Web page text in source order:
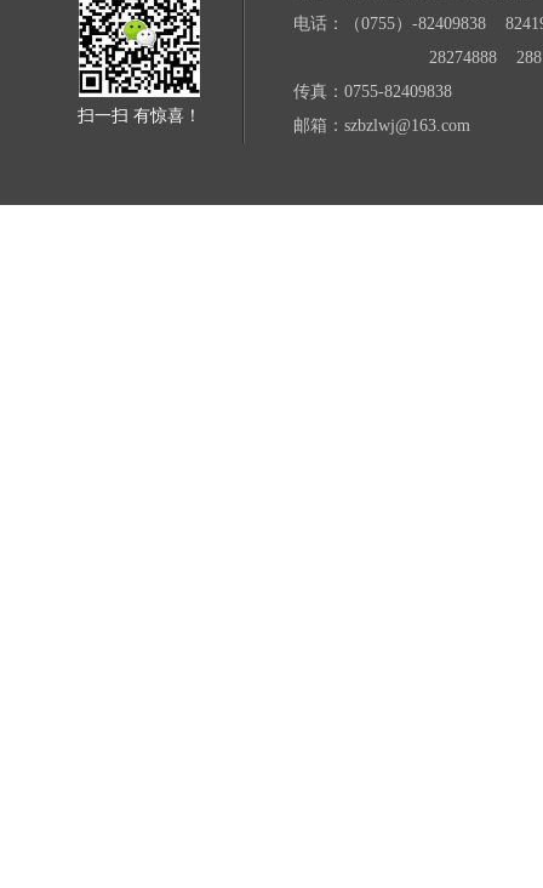
扫一扫 有惊喜！
电话：（0755）-82409838
28274888
传真：0755-82409838
邮箱：szbzlwj@163.com